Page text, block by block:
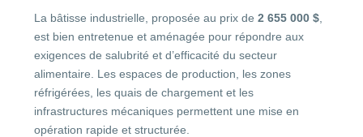
La bâtisse industrielle, proposée au prix de 2 655 000 $
est bien entretenue et aménagée pour répondre aux
exigences de salubrité et d’efficacité du secteur
alimentaire. Les espaces de production, les zones
réfrigérées, les quais de chargement et les
infrastructures mécaniques permettent une mise en
opération rapide et structurée.